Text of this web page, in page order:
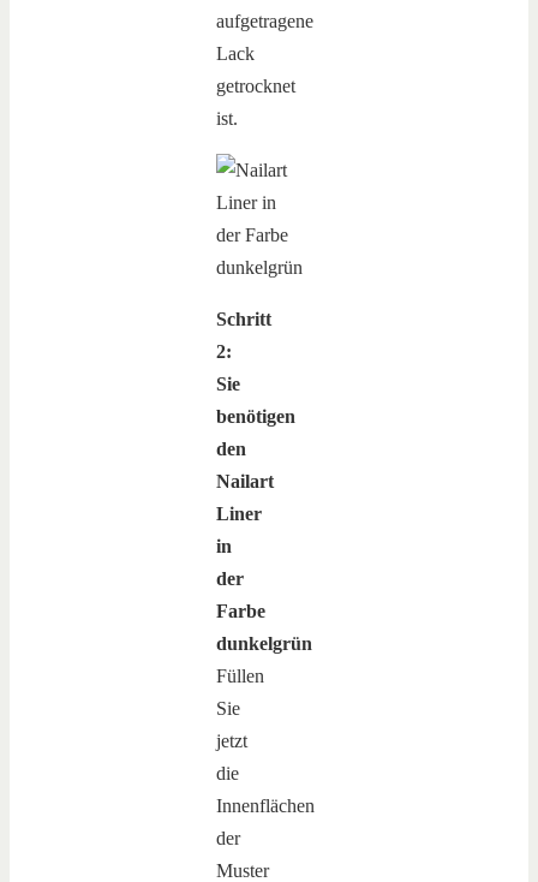
aufgetragene
Lack
getrocknet
ist.
Schritt
2:
Sie
benötigen
den
Nailart
Liner
in
der
Farbe
dunkelgrün
Füllen
Sie
jetzt
die
Innenflächen
der
Muster